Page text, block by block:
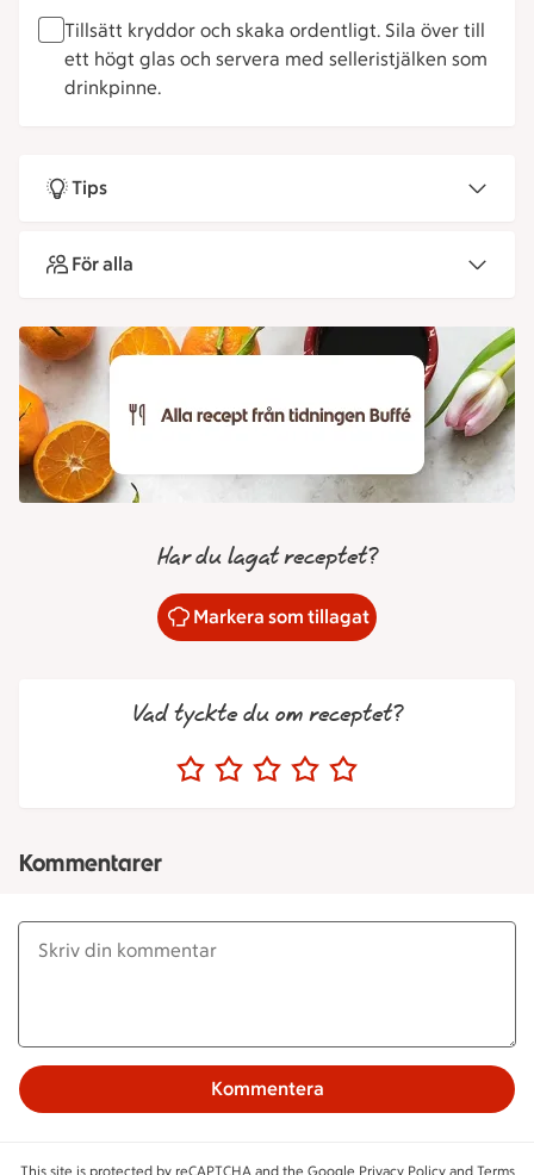
Tillsätt kryddor och skaka ordentligt. Sila över till
ett högt glas och servera med selleristjälken som
drinkpinne.
Tips
För alla
Har du lagat receptet?
Markera som tillagat
Vad tyckte du om receptet?
Kommentarer
Kommentera
This site is protected by reCAPTCHA and the Google Privacy Policyand Terms